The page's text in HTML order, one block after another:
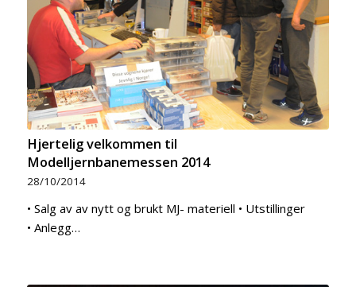
Hjertelig velkommen til
Modelljernbanemessen 2014
28/10/2014
• Salg av av nytt og brukt MJ- materiell • Utstillinger
• Anlegg…